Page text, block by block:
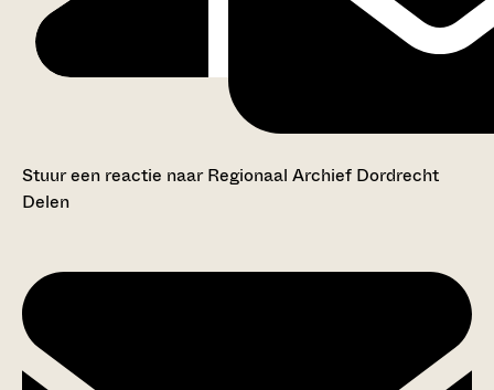
Stuur een reactie naar Regionaal Archief Dordrecht
Delen